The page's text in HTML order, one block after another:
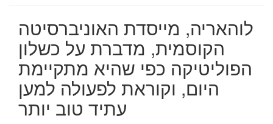
לוהאריה, מייסדת האוניברסיטה
הקוסמית, מדברת על כשלון
הפוליטיקה כפי שהיא מתקיימת
היום, וקוראת לפעולה למען
עתיד טוב יותר